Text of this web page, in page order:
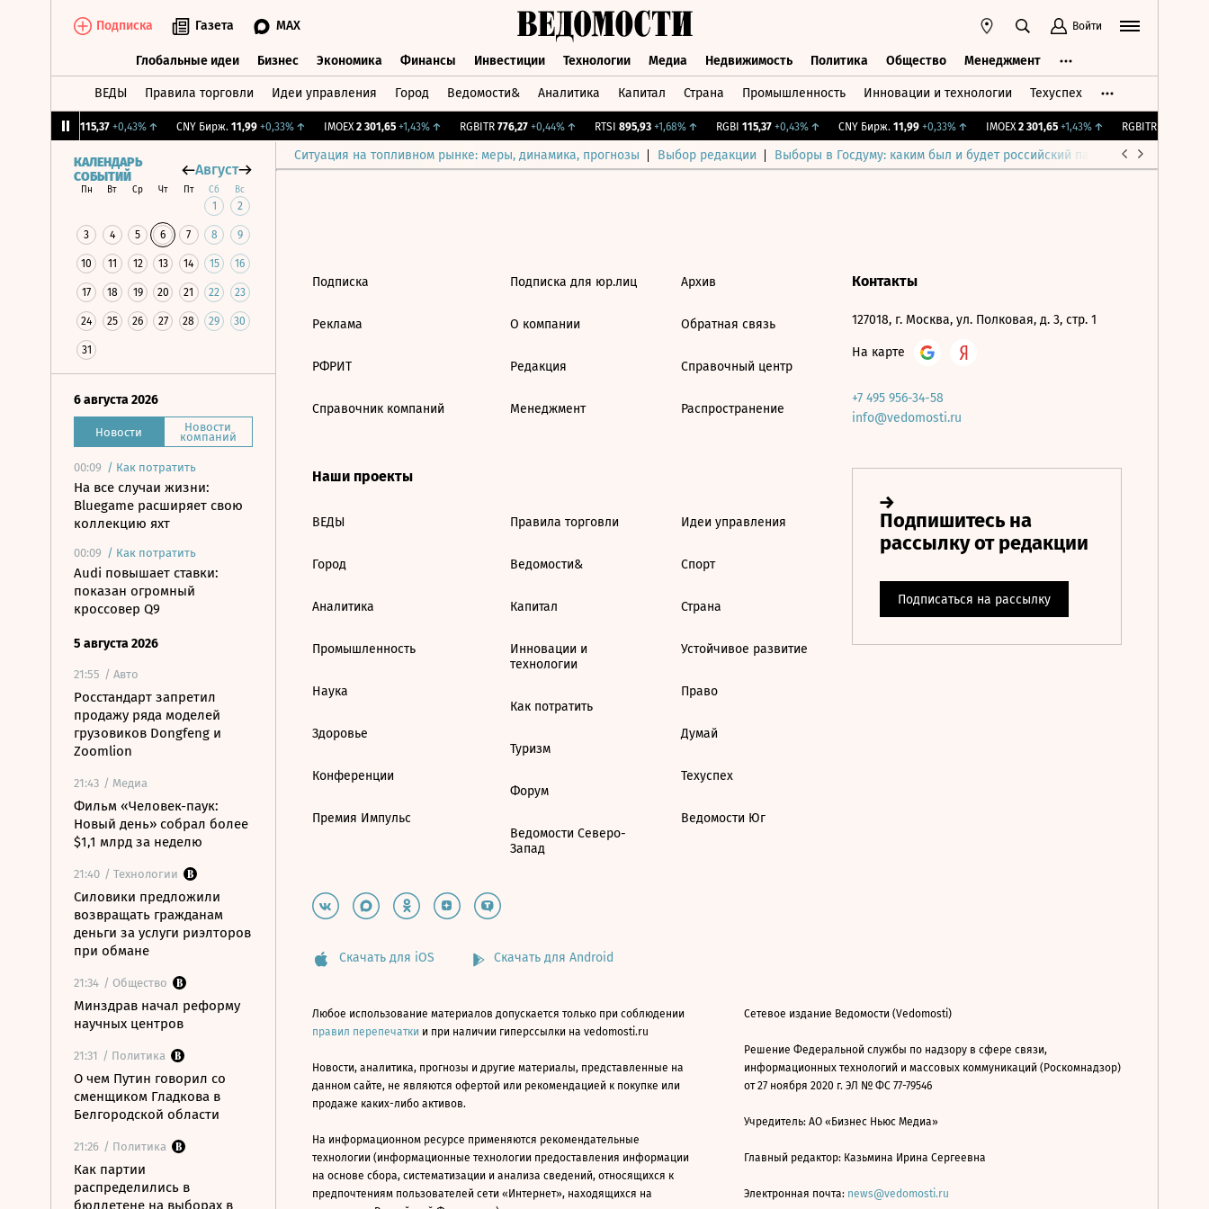
Подписка Газета MAX Войти
Глобальные идеи Бизнес Экономика Финансы Инвестиции Технологии Медиа Недвижимость Политика Общество Менеджмент
ВЕДЫ Правила торговли Идеи управления Город Ведомости& Аналитика Капитал Страна Промышленность Инновации и технологии Техуспех
115,37 +0,43%↑ CNY Бирж. 11,99 +0,33%↑ IMOEX 2 301,65 +1,43%↑ RGBITR 776,27 +0,44%↑ RTSI 895,93 +1,68%↑ RGBI 115,37 +0,43%↑ CNY Бирж. 11,99 +0,33%↑ IMOEX 2 301,65 +1,43%↑ RGBITR 776,27
Ситуация на топливном рынке: меры, динамика, прогнозы Выбор редакции Выборы в Госдуму: каким был и будет российский парламент
КАЛЕНДАРЬ
СОБЫТИЙ
Август
Пн Вт Ср Чт Пт Сб Вс
1 2
3 4 5 6 7 8 9
10 11 12 13 14 15 16
17 18 19 20 21 22 23
24 25 26 27 28 29 30
31
6 августа 2026
Новости Новости
компаний
00:09 / Как потратить
На все случаи жизни:
Bluegame расширяет свою
коллекцию яхт
00:09 / Как потратить
Audi повышает ставки:
показан огромный
кроссовер Q9
5 августа 2026
21:55 / Авто
Росстандарт запретил
продажу ряда моделей
грузовиков Dongfeng и
Zoomlion
21:43 / Медиа
Фильм «Человек-паук:
Новый день» собрал более
$1,1 млрд за неделю
21:40 / Технологии
Силовики предложили
возвращать гражданам
деньги за услуги риэлторов
при обмане
21:34 / Общество
Минздрав начал реформу
научных центров
21:31 / Политика
О чем Путин говорил со
сменщиком Гладкова в
Белгородской области
21:26 / Политика
Как партии
распределились в
бюллетене на выборах в
Подписка
Реклама
РФРИТ
Справочник компаний
Подписка для юр.лиц
О компании
Редакция
Менеджмент
Архив
Обратная связь
Справочный центр
Распространение
Наши проекты
ВЕДЫ
Город
Аналитика
Промышленность
Наука
Здоровье
Конференции
Премия Импульс
Правила торговли
Ведомости&
Капитал
Инновации и
технологии
Как потратить
Туризм
Форум
Ведомости Северо-
Запад
Идеи управления
Спорт
Страна
Устойчивое развитие
Право
Думай
Техуспех
Ведомости Юг
Контакты
127018, г. Москва, ул. Полковая, д. 3, стр. 1
На карте
+7 495 956-34-58
info@vedomosti.ru
Скачать для iOS Скачать для Android
Любое использование материалов допускается только при соблюдении
правил перепечатки и при наличии гиперссылки на vedomosti.ru
Новости, аналитика, прогнозы и другие материалы, представленные на
данном сайте, не являются офертой или рекомендацией к покупке или
продаже каких-либо активов.
На информационном ресурсе применяются рекомендательные
технологии (информационные технологии предоставления информации
на основе сбора, систематизации и анализа сведений, относящихся к
предпочтениям пользователей сети «Интернет», находящихся на
Сетевое издание Ведомости (Vedomosti)
Решение Федеральной службы по надзору в сфере связи,
информационных технологий и массовых коммуникаций (Роскомнадзор)
от 27 ноября 2020 г. ЭЛ № ФС 77-79546
Учредитель: АО «Бизнес Ньюс Медиа»
Главный редактор: Казьмина Ирина Сергеевна
Электронная почта: news@vedomosti.ru